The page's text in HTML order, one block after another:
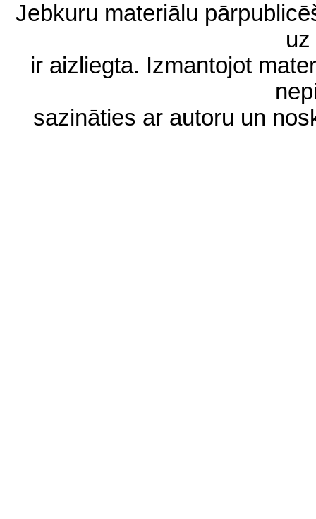
Jebkuru materiālu
ir aizliegta. Izmantojot
sazināties ar autoru un